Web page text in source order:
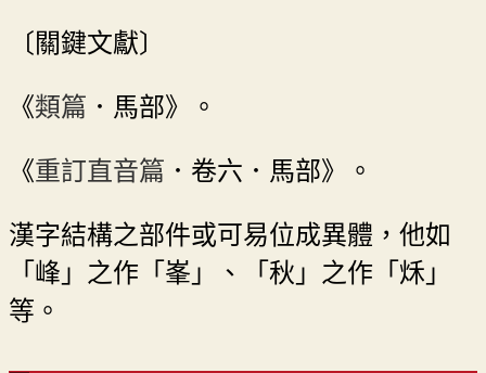
〔關鍵文獻〕
《類篇 ．馬部》。
《重訂直音篇 ．卷六．馬部》。
漢字結構之部件或可易位成異體，他如
「峰」之作「峯」、「秋」之作「秌」
等。